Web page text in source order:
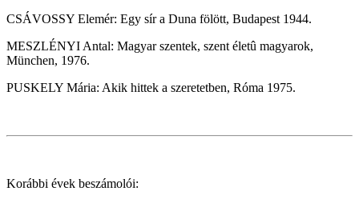
CSÁVOSSY Elemér: Egy sír a Duna fölött, Budapest 1944.
MESZLÉNYI Antal: Magyar szentek, szent életû magyarok,
München, 1976.
PUSKELY Mária: Akik hittek a szeretetben, Róma 1975.
Korábbi évek beszámolói: